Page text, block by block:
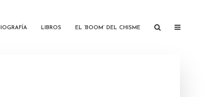
LIBROS EL ‘BOOM’ DEL CHISME